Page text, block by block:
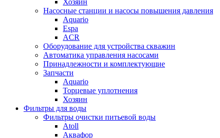
Хозяин
Насосные станции и насосы повышения давления
Aquario
Espa
ACR
Оборудование для устройства скважин
Автоматика управления насосами
Принадлежности и комплектующие
Запчасти
Aquario
Торцевые уплотнения
Хозяин
Фильтры для воды
Фильтры очистки питьевой воды
Atoll
Аквафор